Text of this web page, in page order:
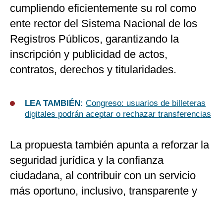
cumpliendo eficientemente su rol como
ente rector del Sistema Nacional de los
Registros Públicos, garantizando la
inscripción y publicidad de actos,
contratos, derechos y titularidades.
LEA TAMBIÉN: Congreso: usuarios de billeteras
digitales podrán aceptar o rechazar transferencias
La propuesta también apunta a reforzar la
seguridad jurídica y la confianza
ciudadana, al contribuir con un servicio
más oportuno, inclusivo, transparente y